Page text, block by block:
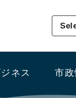
ネス 市政